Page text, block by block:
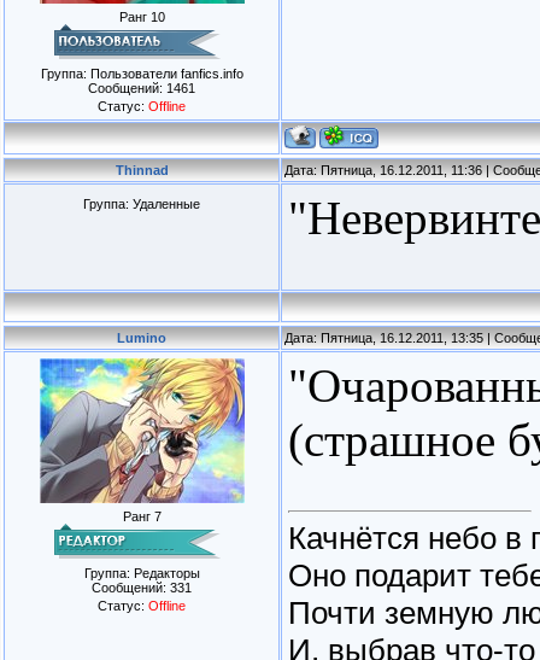
Ранг 10
Группа: Пользователи fanfics.info
Сообщений: 1461
Статус: Offline
Thinnad Дата: Пятница, 16.12.2011, 11:36 |
Группа: Удаленные
Lumino Дата: Пятница, 16.12.2011, 13:35 |
Ранг 7
Группа: Редакторы
Сообщений: 331
Статус: Offline
(страшное
Качнётся небо в
Оно подарит
Почти земную
И, выбрав что-